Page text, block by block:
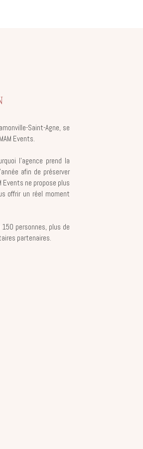
Saint-Agne, se
Events.
l’agence prend la
afin de préserver
Events ne propose plus
offrir un réel moment
personnes, plus de
partenaires.